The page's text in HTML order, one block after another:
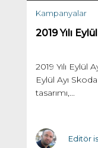
Kampanyalar
2019 Yılı
2019 Yılı Eylül
Eylül Ayı
tasarımı,...
Editör